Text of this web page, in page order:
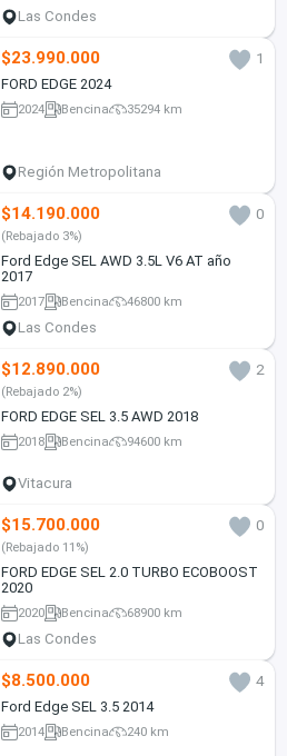
Las Condes
$23.990.000
1
FORD EDGE 2024
2024 Bencina 35294 km
Región Metropolitana
$14.190.000 0
(Rebajado 3%)
Ford Edge SEL AWD 3.5L V6 AT año
2017
2017 Bencina 46800 km
Las Condes
$12.890.000 2
(Rebajado 2%)
FORD EDGE SEL 3.5 AWD 2018
2018 Bencina 94600 km
Vitacura
$15.700.000 0
(Rebajado 11%)
FORD EDGE SEL 2.0 TURBO ECOBOOST
2020
2020 Bencina 68900 km
Las Condes
$8.500.000
4
Ford Edge SEL 3.5 2014
2014 Bencina 240 km